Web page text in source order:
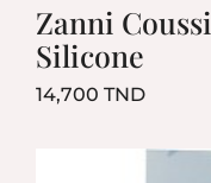
Zanni
Silicone
14,700 TNDPrix